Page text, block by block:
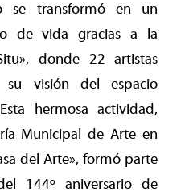
se transformó en un
de vida gracias a la
donde 22 artistas
su visión del espacio
hermosa actividad,
Municipal de Arte en
del Arte», formó parte
144º aniversario de